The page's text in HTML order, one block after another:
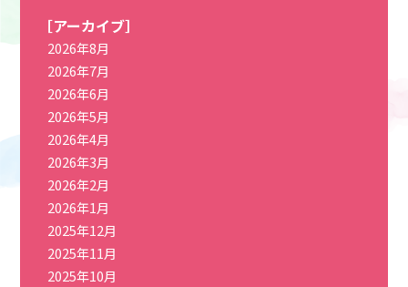
［アーカイブ］
2026年8月
2026年7月
2026年6月
2026年5月
2026年4月
2026年3月
2026年2月
2026年1月
2025年12月
2025年11月
2025年10月